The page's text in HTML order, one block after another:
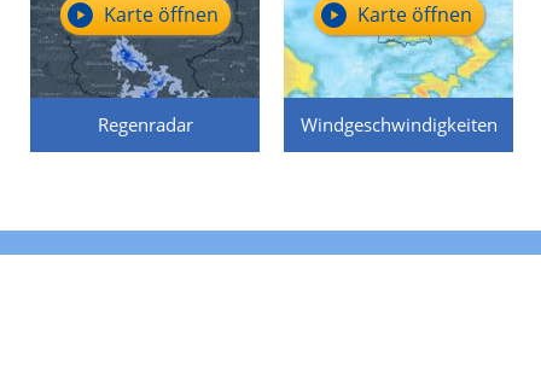
Regenradar
Karte öffnen
Windgeschwindigkeiten
Karte öffnen